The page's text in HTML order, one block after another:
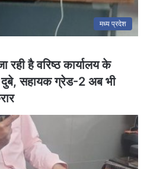
मध्य प्रदेश
रही है वरिष्ठ कार्यालय के
सहायक ग्रेड-2 अब भी